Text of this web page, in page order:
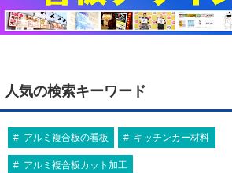
人気の検索キーワード
アルミ複合板の看板 キッチンカー材料
アルミ複合板カット加工